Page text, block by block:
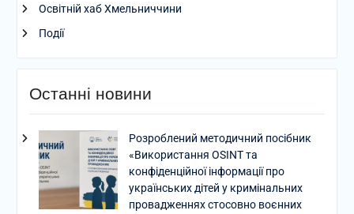
Освітній хаб Хмельниччини
Події
Останні новини
Розроблений методичний посібник
«Використання OSINT та
конфіденційної інформації про
українських дітей у кримінальних
провадженнях стосовно воєнних